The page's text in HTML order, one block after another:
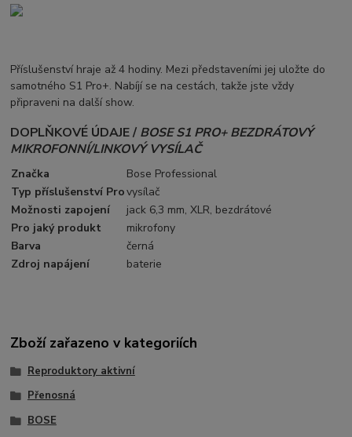
Příslušenství hraje až 4 hodiny. Mezi představeními jej uložte do
samotného S1 Pro+. Nabíjí se na cestách, takže jste vždy
připraveni na další show.
DOPLŇKOVÉ ÚDAJE / BOSE S1 PRO+ BEZDRÁTOVÝ
MIKROFONNÍ/LINKOVÝ VYSÍLAČ
Značka
Bose Professional
Typ příslušenství Provysílač
Možnosti zapojení
jack 6,3 mm, XLR, bezdrátové
Pro jaký produkt
mikrofony
Barva
černá
Zdroj napájení
baterie
Zboží zařazeno v kategoriích
Reproduktory aktivní
Přenosná
BOSE